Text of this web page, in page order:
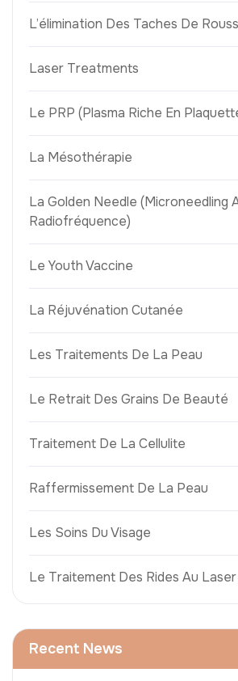
L’élimination Des Taches De
Laser Treatments
Le PRP (Plasma Riche En
La Mésothérapie
La Golden Needle (Microneedling
Radiofréquence)
Le Youth Vaccine
La Réjuvénation Cutanée
Les Traitements De La Peau
Le Retrait Des Grains De Beauté
Traitement De La Cellulite
Raffermissement De La Peau
Les Soins Du Visage
Le Traitement Des Rides Au Laser
Recent News